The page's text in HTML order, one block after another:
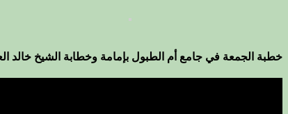
خطبة الجمعة في جامع أم الطبول بإمامة وخطابة الشيخ